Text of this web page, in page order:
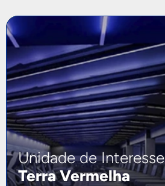
Unidade de Interesse
Terra Vermelha